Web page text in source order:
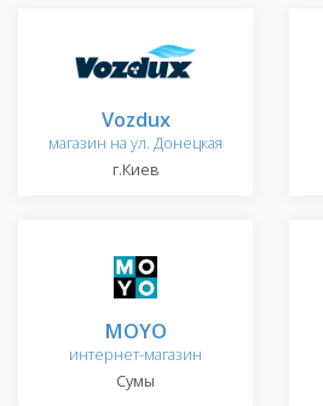
Vozdux
магазин на ул. Донецкая
г.Киев
MOYO
интернет-магазин
Сумы